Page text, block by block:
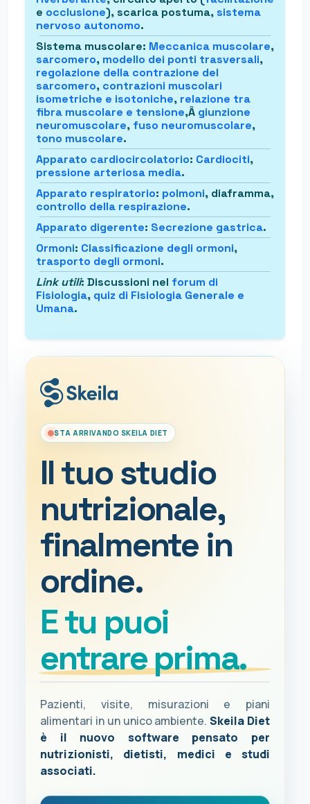
e occlusione), scarica postuma, sistema
nervoso autonomo.
Sistema muscolare: Meccanica muscolare,
sarcomero, modello dei ponti trasversali,
regolazione della contrazione del
sarcomero, contrazioni muscolari
isometriche e isotoniche, relazione tra
fibra muscolare e tensione,Â giunzione
neuromuscolare, fuso neuromuscolare,
tono muscolare.
Apparato cardiocircolatorio: Cardiociti,
pressione arteriosa media.
Apparato respiratorio: polmoni, diaframma,
controllo della respirazione.
Apparato digerente: Secrezione gastrica.
Ormoni: Classificazione degli ormoni,
trasporto degli ormoni.
Link utili: Discussioni nel forum di
Fisiologia, quiz di Fisiologia Generale e
Umana.
STA ARRIVANDO SKEILA DIET
Il tuo studio
nutrizionale,
finalmente in
ordine.
E tu puoi
entrare prima.
Pazienti, visite, misurazioni e piani
alimentari in un unico ambiente.Skeila Diet
è il nuovo software pensato per
nutrizionisti, dietisti, medici e studi
associati.